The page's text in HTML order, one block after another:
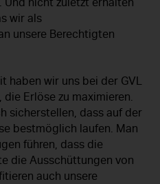
wir als
unsere Berechtigten
haben wir uns bei der GVL
Erlöse zu maximieren.
sicherstellen, dass auf der
bestmöglich laufen. Man
führen, dass die
die Ausschüttungen von
auch unsere